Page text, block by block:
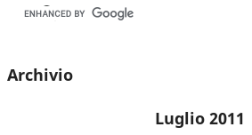
Archivio
Luglio 2011